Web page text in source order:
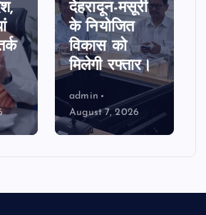
देहरादून-मसूरी
के नियोजित
विकास को
मिलेगी रफ्तार।
admin
August 7, 2026